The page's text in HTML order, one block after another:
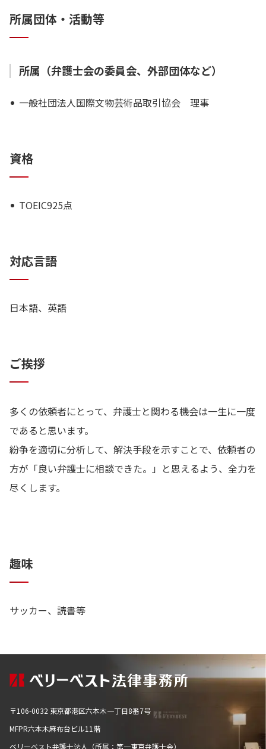
所属団体・活動等
所属（弁護士会の委員会、外部団体など）
一般社団法人国際文物芸術品取引協会 理事
資格
TOEIC925点
対応言語
日本語、英語
ご挨拶
多くの依頼者にとって、弁護士と関わる機会は一生に一度
であると思います。
紛争を適切に分析して、解決手段を示すことで、依頼者の
方が「良い弁護士に相談できた。」と思えるよう、全力を
尽くします。
趣味
サッカー、読書等
〒106-0032 東京都港区六本木一丁目8番7号
MFPR六本木麻布台ビル11階
ベリーベスト弁護士法人（所属：第一東京弁護士会）